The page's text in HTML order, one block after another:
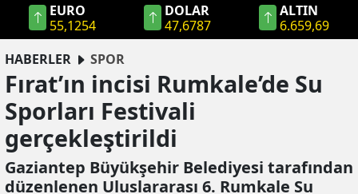
EURO
55,1254
DOLAR
47,6787
ALTIN
6.659,69
HABERLER
SPOR
Fırat’ın incisi Rumkale’de Su
Sporları Festivali
gerçekleştirildi
Gaziantep Büyükşehir Belediyesi tarafından
düzenlenen Uluslararası 6. Rumkale Su